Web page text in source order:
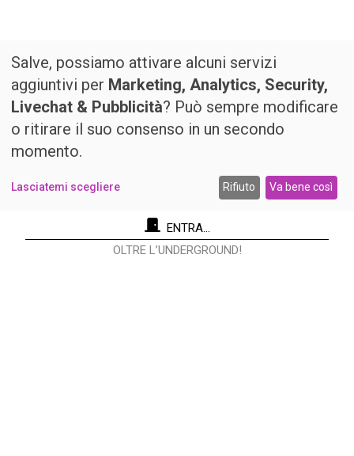
ENTRA...
OLTRE L’UNDERGROUND!
Salve, possiamo attivare alcuni servizi
aggiuntivi per Marketing, Analytics, Security,
Livechat & Pubblicità? Può sempre modificare
o ritirare il suo consenso in un secondo
momento.
Lasciatemi scegliere Rifiuto Va bene così